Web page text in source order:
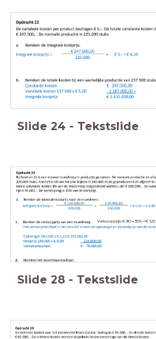
Slide 24 - Tekstslide
Verkoopprijs: € 90 + 35% = € 1,22
Slide 28 - Tekstslide